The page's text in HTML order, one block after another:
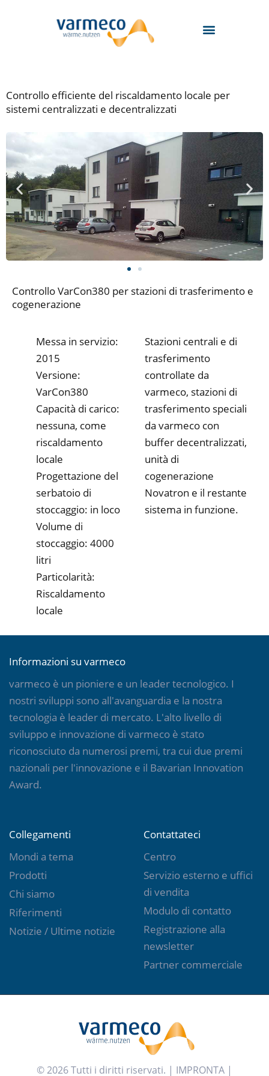
Controllo efficiente del riscaldamento locale per
sistemi centralizzati e decentralizzati
Controllo VarCon380 per stazioni di trasferimento e
cogenerazione
Messa in servizio:
2015
Versione:
VarCon380
Capacità di carico:
nessuna, come
riscaldamento
locale
Progettazione del
serbatoio di
stoccaggio: in loco
Volume di
stoccaggio: 4000
litri
Particolarità:
Riscaldamento
locale
Stazioni centrali e di
trasferimento
controllate da
varmeco, stazioni di
trasferimento speciali
da varmeco con
buffer decentralizzati,
unità di
cogenerazione
Novatron e il restante
sistema in funzione.
Informazioni su varmeco
varmeco è un pioniere e un leader tecnologico. I
nostri sviluppi sono all'avanguardia e la nostra
tecnologia è leader di mercato. L'alto livello di
sviluppo e innovazione di varmeco è stato
riconosciuto da numerosi premi, tra cui due premi
nazionali per l'innovazione e il Bavarian Innovation
Award.
Collegamenti
Mondi a tema
Prodotti
Chi siamo
Riferimenti
Notizie / Ultime notizie
Contattateci
Centro
Servizio esterno e uffici
di vendita
Modulo di contatto
Registrazione alla
newsletter
Partner commerciale
© 2026 Tutti i diritti riservati. | IMPRONTA |